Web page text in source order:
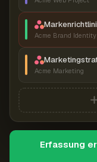
Acme Brand Identity
Acme Marketing
Erfassung